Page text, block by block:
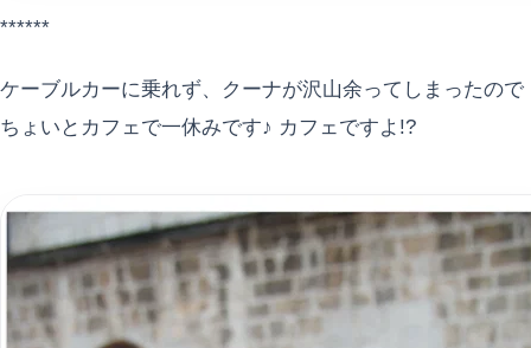
******
ケーブルカーに乗れず、クーナが沢山余ってしまったので
ちょいとカフェで一休みです♪ カフェですよ!?